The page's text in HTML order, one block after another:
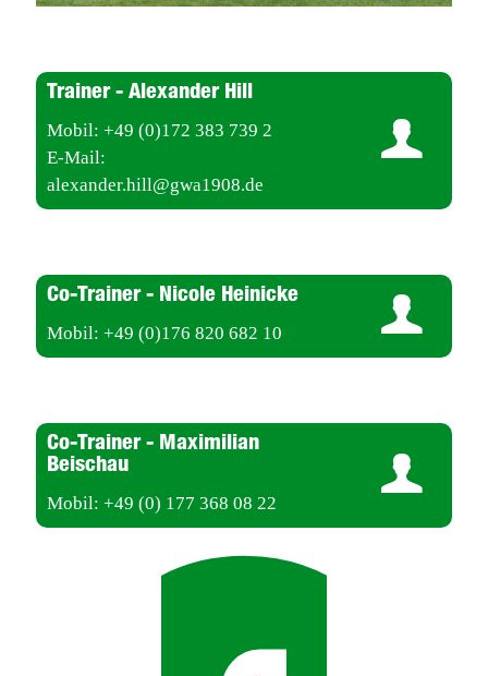
Trainer - Alexander Hill
Mobil: +49 (0)172 383 739 2
E-Mail:
alexander.hill@gwa1908.de
Co-Trainer - Nicole Heinicke
Mobil: +49 (0)176 820 682 10
Co-Trainer - Maximilian
Beischau
Mobil: +49 (0) 177 368 08 22